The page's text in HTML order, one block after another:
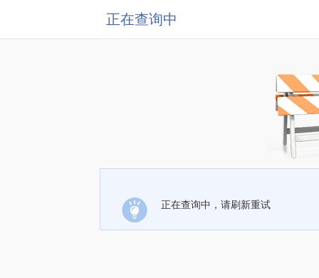
正在查询中
正在查询中，请刷新重试